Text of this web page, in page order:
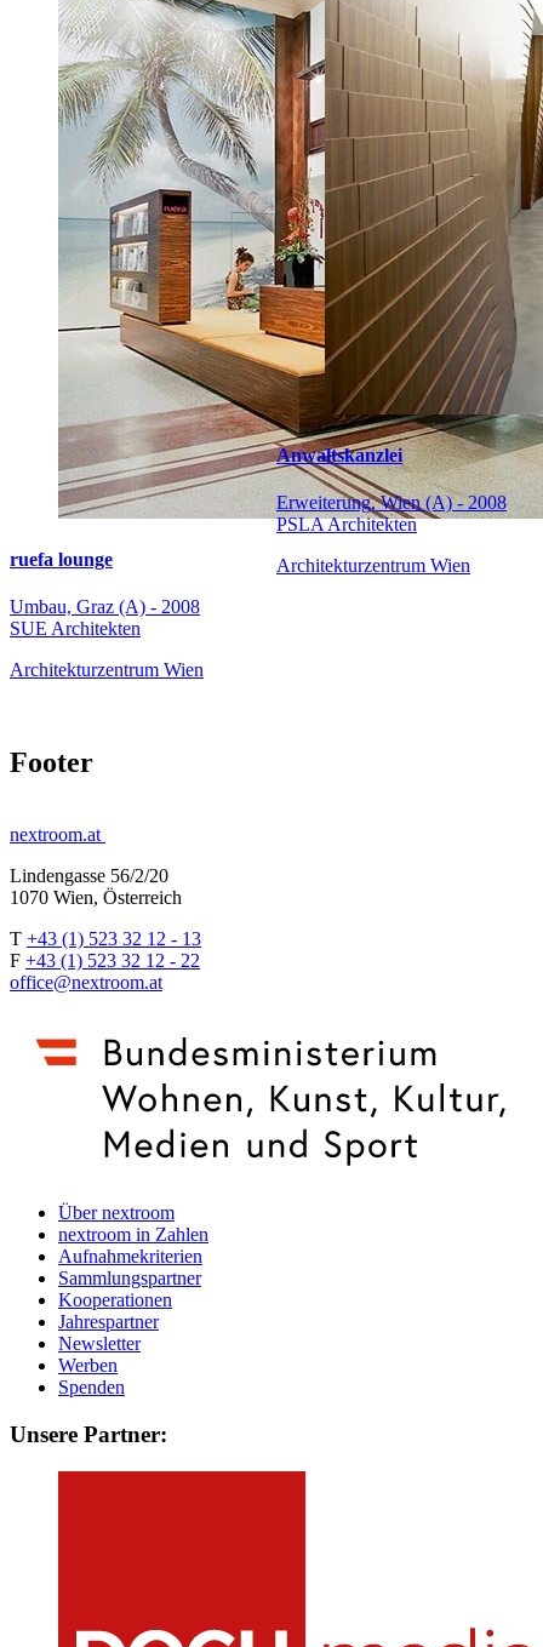
ruefa lounge
Umbau, Graz (A) - 2008
SUE Architekten
Architekturzentrum Wien
Anwaltskanzlei
Erweiterung, Wien (A) - 2008
PSLA Architekten
Architekturzentrum Wien
Footer
nextroom.at
Lindengasse 56/2/20
1070 Wien, Österreich
T +43 (1) 523 32 12 - 13
F +43 (1) 523 32 12 - 22
office@nextroom.at
Über nextroom
nextroom in Zahlen
Aufnahmekriterien
Sammlungspartner
Kooperationen
Jahrespartner
Newsletter
Werben
Spenden
Unsere Partner: